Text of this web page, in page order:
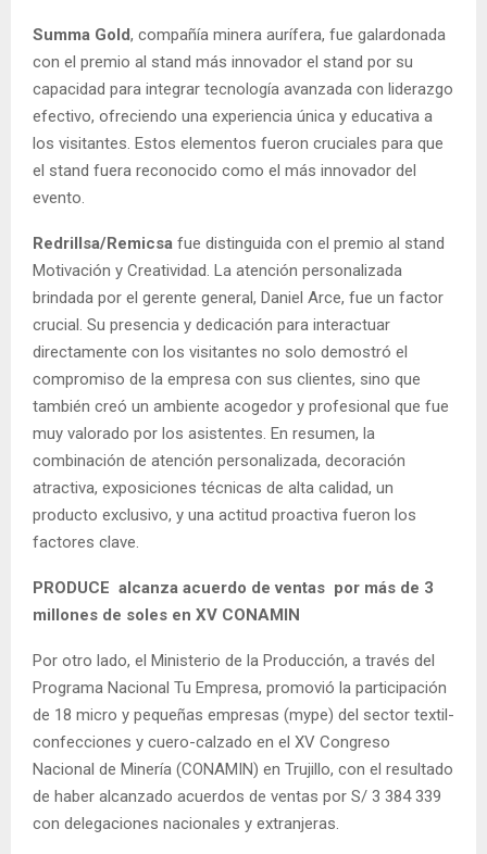
Summa Gold, compañía minera aurífera, fue galardonada
con el premio al stand más innovador el stand por su
capacidad para integrar tecnología avanzada con liderazgo
efectivo, ofreciendo una experiencia única y educativa a
los visitantes. Estos elementos fueron cruciales para que
el stand fuera reconocido como el más innovador del
evento.
Redrillsa/Remicsa fue distinguida con el premio al stand
Motivación y Creatividad. La atención personalizada
brindada por el gerente general, Daniel Arce, fue un factor
crucial. Su presencia y dedicación para interactuar
directamente con los visitantes no solo demostró el
compromiso de la empresa con sus clientes, sino que
también creó un ambiente acogedor y profesional que fue
muy valorado por los asistentes. En resumen, la
combinación de atención personalizada, decoración
atractiva, exposiciones técnicas de alta calidad, un
producto exclusivo, y una actitud proactiva fueron los
factores clave.
PRODUCE alcanza acuerdo de ventas por más de 3
millones de soles en XV CONAMIN
Por otro lado, el Ministerio de la Producción, a través del
Programa Nacional Tu Empresa, promovió la participación
de 18 micro y pequeñas empresas (mype) del sector textil-
confecciones y cuero-calzado en el XV Congreso
Nacional de Minería (CONAMIN) en Trujillo, con el resultado
de haber alcanzado acuerdos de ventas por S/ 3 384 339
con delegaciones nacionales y extranjeras.